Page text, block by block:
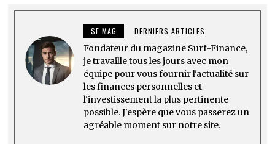
SF MAG DERNIERS ARTICLES
Fondateur du magazine Surf-Finance,
je travaille tous les jours avec mon
équipe pour vous fournir l'actualité sur
les finances personnelles et
l'investissement la plus pertinente
possible. J'espère que vous passerez un
agréable moment sur notre site.